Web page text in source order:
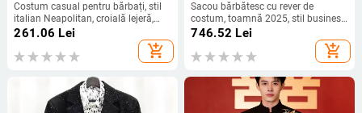
Costum casual pentru bărbați, stil
italian Neapolitan, croială lejeră,
guler înalt, nasturi pe două rânduri,
model solid, țesătură din in (96%+)
261.06 Lei
add_shopping_cart
Sacou bărbătesc cu rever de
costum, toamnă 2025, stil business
casual, simplu, plus size
746.52 Lei
add_shopping_cart